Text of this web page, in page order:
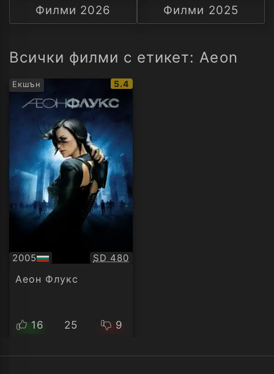
А
Филми 2026
Филми 2025
Всички филми с етикет: Aeon
Екшън
IMDb
5.4
2005
БГ
аудио
Качество:
SD 480
Аеон Флукс
16 25 9